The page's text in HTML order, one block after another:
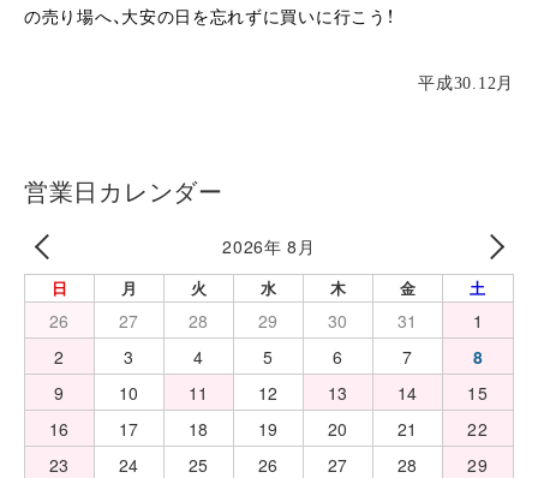
の売り場へ、大安の日を忘れずに買いに行こう！
平成30.12月
営業日カレンダー
2026年 8月
日 月 火 水 木 金 土
26 27 28 29 30 31
1
2
3 4 5 6 7
8
9
10 11 12 13 14
15
16
17 18 19 20 21
22
23
24 25 26 27 28
29